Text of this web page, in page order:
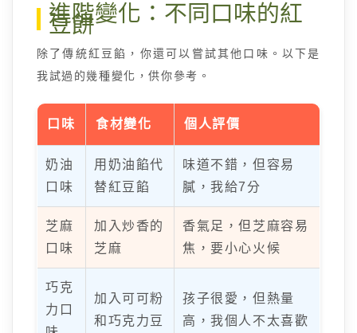
進階變化：不同口味的紅
豆餅
除了傳統紅豆餡，你還可以嘗試其他口味。以下是
我試過的幾種變化，供你參考。
口味 食材變化 個人評價
奶油
口味
用奶油餡代
替紅豆餡
味道不錯，但容易
膩，我給7分
芝麻
口味
加入炒香的
芝麻
香氣足，但芝麻容易
焦，要小心火候
巧克
力口
加入可可粉
和巧克力豆
孩子很愛，但熱量
高，我個人不太喜歡